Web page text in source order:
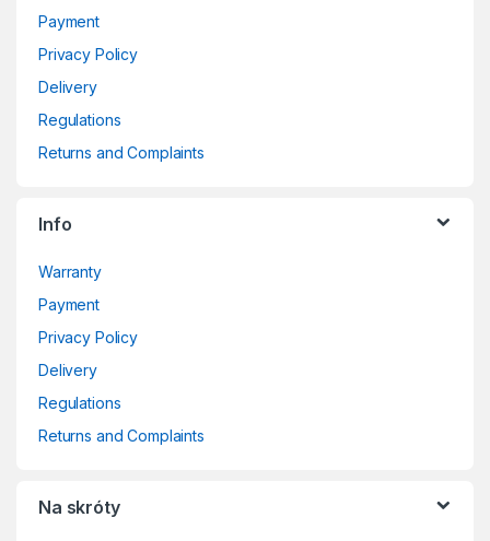
Payment
Privacy Policy
Delivery
Regulations
Returns and Complaints
Info
Warranty
Payment
Privacy Policy
Delivery
Regulations
Returns and Complaints
Na skróty